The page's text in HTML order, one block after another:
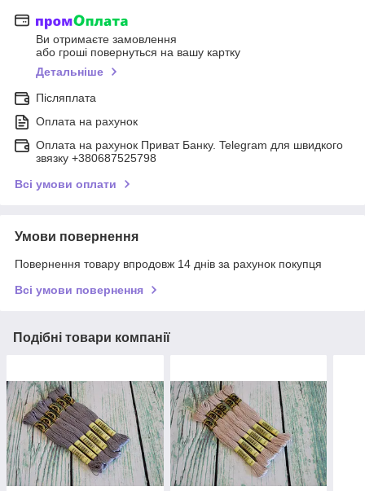
Ви отримаєте замовлення
або гроші повернуться на вашу картку
Детальніше
Післяплата
Оплата на рахунок
Оплата на рахунок Приват Банку. Telegram для швидкого
звязку +380687525798
Всі умови оплати
Умови повернення
Повернення товару впродовж 14 днів за рахунок покупця
Всі умови повернення
Подібні товари компанії